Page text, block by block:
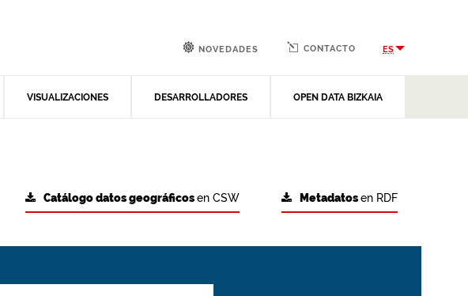
VISUALIZACIONES DESARROLLADORES OPEN DATA BIZKAIA
NOVEDADES CONTACTO ES
Metadatosen RDF
Catálogo datos geográficosen CSW